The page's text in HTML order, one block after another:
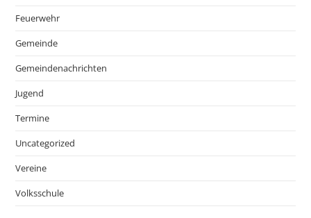
Feuerwehr
Gemeinde
Gemeindenachrichten
Jugend
Termine
Uncategorized
Vereine
Volksschule